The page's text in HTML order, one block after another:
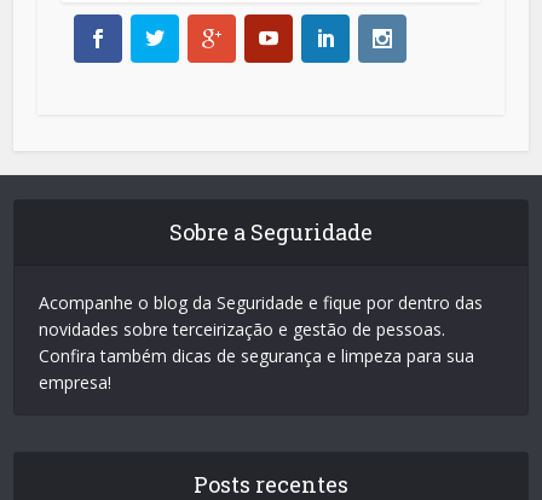
Sobre a Seguridade
Acompanhe o blog da Seguridade e fique por dentro das
novidades sobre terceirização e gestão de pessoas.
Confira também dicas de segurança e limpeza para sua
empresa!
Posts recentes